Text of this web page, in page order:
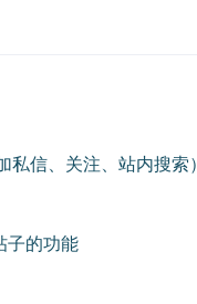
信、关注、站内搜索）
子的功能